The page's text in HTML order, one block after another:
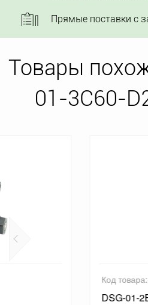
Прямые поставки с
Товары
01-3C60-
Код товара: DSG-01-2B2A-
DSG-01-2B2A-A240-N1-70